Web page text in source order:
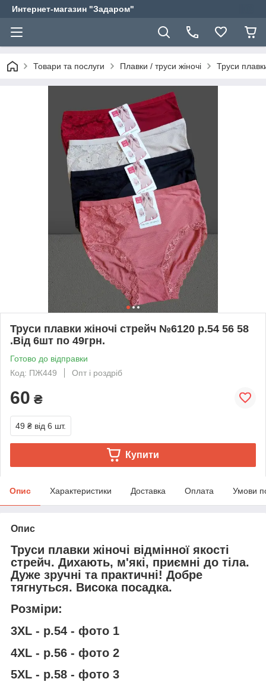
Интернет-магазин "Задаром"
Товари та послуги Плавки / труси жіночі Труси
Труси плавки жіночі стрейч №6120 р.54 56 58
.Від 6шт по 49грн.
Готово до відправки
Код: ПЖ449
Опт і роздріб
60 ₴
49 ₴ від 6 шт.
Купити
Опис Характеристики Доставка Оплата Умови
Опис
Труси плавки жіночі відмінної якості
стрейч. Дихають, м'які, приємні до тіла.
Дуже зручні та практичні! Добре
тягнуться. Висока посадка.
Розміри:
3XL - р.54 - фото 1
4XL - р.56 - фото 2
5ХL - р.58 - фото 3